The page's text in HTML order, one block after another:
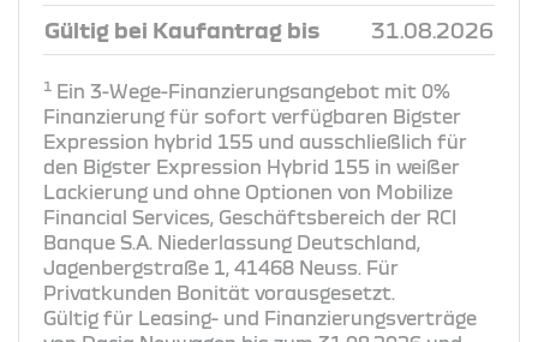
Gültig bei Kaufantrag bis 31.08.2026
1 Ein 3-Wege-Finanzierungsangebot mit 0%
Finanzierung für sofort verfügbaren Bigster
Expression hybrid 155 und ausschließlich für
den Bigster Expression Hybrid 155 in weißer
Lackierung und ohne Optionen von Mobilize
Financial Services, Geschäftsbereich der RCI
Banque S.A. Niederlassung Deutschland,
Jagenbergstraße 1, 41468 Neuss. Für
Privatkunden Bonität vorausgesetzt.
Gültig für Leasing- und Finanzierungsverträge